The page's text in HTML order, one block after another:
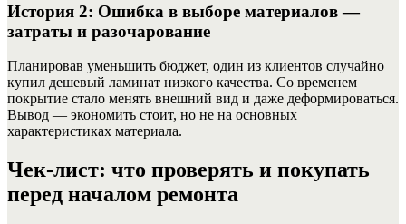
История 2: Ошибка в выборе материалов —
затраты и разочарование
Планировав уменьшить бюджет, один из клиентов случайно
купил дешевый ламинат низкого качества. Со временем
покрытие стало менять внешний вид и даже деформироваться.
Вывод — экономить стоит, но не на основных
характеристиках материала.
Чек-лист: что проверять и покупать
перед началом ремонта